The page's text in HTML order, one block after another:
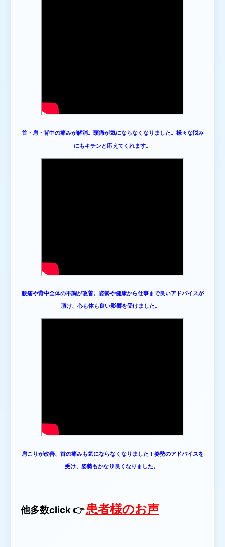
首・肩・背中の痛みが解消。頭痛が気にならなくなりました。様々な悩み
にもキチンと応えてくれます。
腰痛や背中全体の不調が改善。姿勢や健康から仕事まで良いアドバイスが
頂け、心も体も良い影響を受けました。
肩こりが改善、首の痛みも気にならなくなりました！姿勢のアドバイスを
受け、姿勢もかなり良くなりました。
他多数click 👉患者様のお声